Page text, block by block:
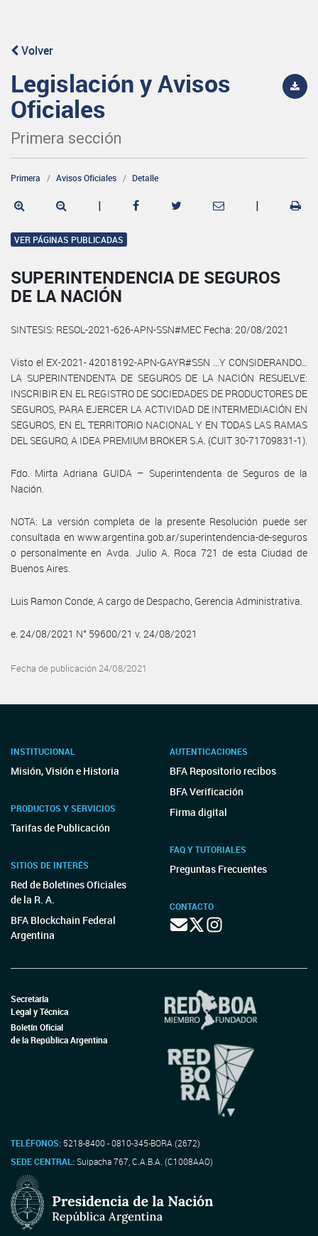
Volver
Legislación y Avisos
Oficiales
Primera sección
Primera Avisos Oficiales Detalle
| |
VER PÁGINAS PUBLICADAS
SUPERINTENDENCIA DE SEGUROS
DE LA NACIÓN
SINTESIS: RESOL-2021-626-APN-SSN#MEC Fecha: 20/08/2021
Visto el EX-2021- 42018192-APN-GAYR#SSN ...Y CONSIDERANDO...
LA SUPERINTENDENTA DE SEGUROS DE LA NACIÓN RESUELVE:
INSCRIBIR EN EL REGISTRO DE SOCIEDADES DE PRODUCTORES DE
SEGUROS, PARA EJERCER LA ACTIVIDAD DE INTERMEDIACIÓN EN
SEGUROS, EN EL TERRITORIO NACIONAL Y EN TODAS LAS RAMAS
DEL SEGURO, A IDEA PREMIUM BROKER S.A. (CUIT 30-71709831-1).
Fdo. Mirta Adriana GUIDA – Superintendenta de Seguros de la
Nación.
NOTA: La versión completa de la presente Resolución puede ser
consultada en www.argentina.gob.ar/superintendencia-de-seguros
o personalmente en Avda. Julio A. Roca 721 de esta Ciudad de
Buenos Aires.
Luis Ramon Conde, A cargo de Despacho, Gerencia Administrativa.
e. 24/08/2021 N° 59600/21 v. 24/08/2021
Fecha de publicación 24/08/2021
INSTITUCIONAL
Misión, Visión e Historia
PRODUCTOS Y SERVICIOS
Tarifas de Publicación
SITIOS DE INTERÉS
Red de Boletines Oficiales
de la R. A.
BFA Blockchain Federal
Argentina
AUTENTICACIONES
BFA Repositorio recibos
BFA Verificación
Firma digital
FAQ Y TUTORIALES
Preguntas Frecuentes
CONTACTO
Secretaría
Legal y Técnica
Boletín Oficial
de la República Argentina
TELÉFONOS: 5218-8400 - 0810-345-BORA (2672)
SEDE CENTRAL:Suipacha 767, C.A.B.A. (C1008AAO)